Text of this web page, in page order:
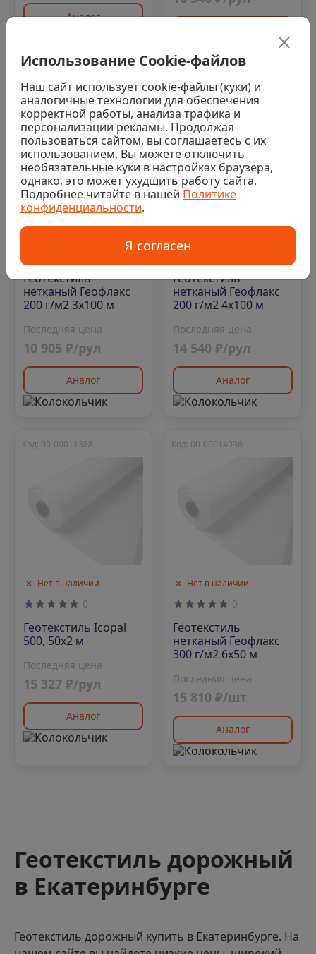
Аналог
Код: 00-00021115
Геотекстиль
нетканый Геофлакс
200 г/м2 3x100 м
Последняя цена
10 905 ₽/рул
Аналог
Код: 00-00015737
Геотекстиль
нетканый Геофлакс
200 г/м2 4x100 м
Последняя цена
14 540 ₽/рул
Аналог
Нет в наличии
Код: 00-00011388
0
Геотекстиль Icopal
500, 50х2 м
Последняя цена
15 327 ₽/рул
Аналог
Нет в наличии
Код: 00-00014036
0
Геотекстиль
нетканый Геофлакс
300 г/м2 6x50 м
Последняя цена
15 810 ₽/шт
Аналог
Геотекстиль дорожный
в Екатеринбурге
Геотекстиль дорожный купить в Екатеринбурге. На
Использование Cookie-файлов
Наш сайт использует cookie-файлы (куки) и
аналогичные технологии для обеспечения
корректной работы, анализа трафика и
персонализации рекламы. Продолжая
пользоваться сайтом, вы соглашаетесь с их
использованием. Вы можете отключить
необязательные куки в настройках браузера,
однако, это может ухудшить работу сайта.
Подробнее читайте в нашей Политике
конфиденциальности.
Я согласен